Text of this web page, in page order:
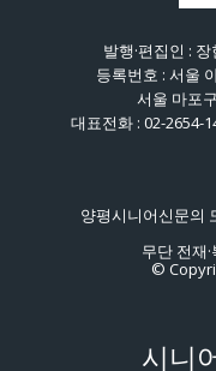
발행·편집인 :
등록번호 : 서울
서울 마포
대표전화 : 02-2654-
양평시니어신문의
무단 전재
©
시니